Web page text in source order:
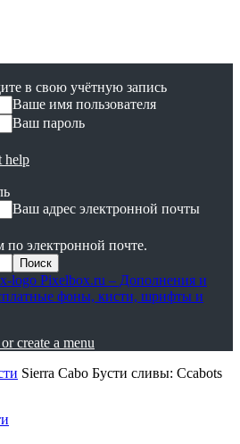
в свою учётную запись
Ваше имя пользователя
Ваш пароль
help
Ваш адрес электронной почты
по электронной почте.
Pixelbox.ru – Дополнения и
фоны, кисти, шрифты и
create a menu
Sierra Cabo Бусти сливы: Ccabots